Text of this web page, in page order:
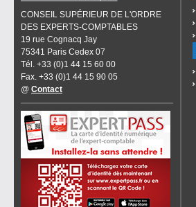
CONSEIL SUPÉRIEUR DE L'ORDRE
DES EXPERTS-COMPTABLES
19 rue Cognacq Jay
75341 Paris Cedex 07
Tél. +33 (0)1 44 15 60 00
Fax. +33 (0)1 44 15 90 05
@ Contact